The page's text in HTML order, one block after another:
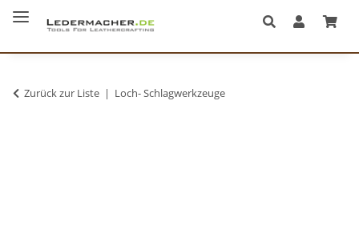
Zurück zur Liste Loch- Schlagwerkzeuge